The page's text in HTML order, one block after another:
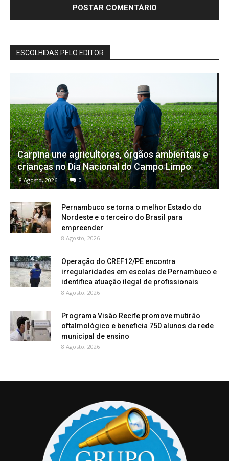
ESCOLHIDAS PELO EDITOR
Carpina une agricultores, órgãos ambientais e
crianças no Dia Nacional do Campo Limpo
8 Agosto, 2026 0
Pernambuco se torna o melhor Estado do
Nordeste e o terceiro do Brasil para
empreender
8 Agosto, 2026
Operação do CREF12/PE encontra
irregularidades em escolas de Pernambuco e
identifica atuação ilegal de profissionais
8 Agosto, 2026
Programa Visão Recife promove mutirão
oftalmológico e beneficia 750 alunos da rede
municipal de ensino
8 Agosto, 2026